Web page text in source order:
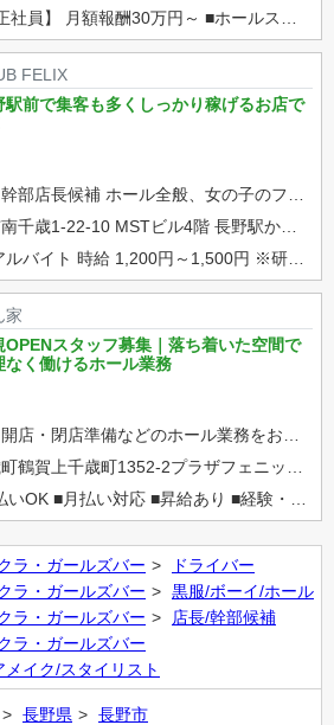
FELIX
駅前で集客も多くしっかり稼げるお店で
千歳1-22-10 MSTビル4階 長野駅から徒歩1分
家
OPENスタッフ募集｜落ち着いた空間で
なく働けるホール業務
ラ・ガールズバー
ドライバー
ラ・ガールズバー
黒服/ボーイ/ホール
ラ・ガールズバー
店長/幹部候補
ラ・ガールズバー
メイク/スタイリスト
長野県 長野市